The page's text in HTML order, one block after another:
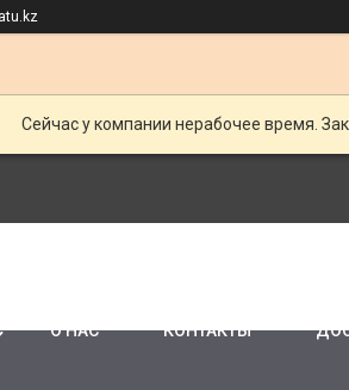
Сейчас у компании нерабочее время.
О НАС КОНТАКТЫ